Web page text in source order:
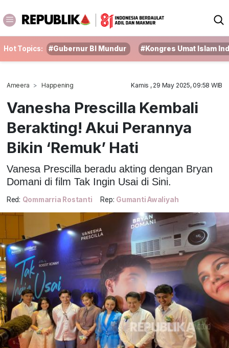
Hot Topics: #Gubernur BI Mundur #Kongres Umat Islam
Ameera Happening Kamis , 29 May 2025, 09:58 WIB
Vanesha Prescilla Kembali
Berakting! Akui Perannya
Bikin ‘Remuk’ Hati
Vanesa Prescilla beradu akting dengan Bryan
Domani di film Tak Ingin Usai di Sini.
Red: Qommarria Rostanti Rep: Gumanti Awaliyah